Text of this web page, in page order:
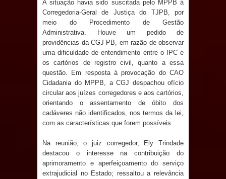
inspiram a IV FEIRA LITERÁRIA DO
Vereador Davyd Matias reúne cerca
de 200 lideranças em apoio à pré-
candidatura de Denise Ribeiro à
Assembleia Legislativa
Mari marca presença no maior
evento de saúde pública do planeta
A situação havia sido suscitada pelo MPPB à
Corregedoria-Geral de Justiça do TJPB, por
meio do Procedimento de Gestão
Administrativa. Houve um pedido de
providências da CGJ-PB, em razão de observar
uma dificuldade de entendimento entre o IPC e
os cartórios de registro civil, quanto a essa
questão. Em resposta à provocação do CAO
Cidadania do MPPB, a CGJ despachou ofício
circular aos juízes corregedores e aos cartórios,
orientando o assentamento de óbito dos
cadáveres não identificados, nos termos da lei,
com as características que forem possíveis.
Na reunião, o juiz corregedor, Ely Trindade
destacou o interesse na contribuição do
aprimoramento e aperfeiçoamento do serviço
extrajudicial no Estado; ressaltou a relevância